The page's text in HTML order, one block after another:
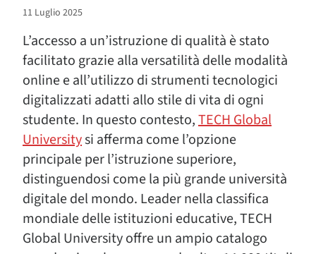
11 Luglio 2025
L’accesso a un’istruzione di qualità è stato
facilitato grazie alla versatilità delle modalità
online e all’utilizzo di strumenti tecnologici
digitalizzati adatti allo stile di vita di ogni
studente. In questo contesto,TECH Global
Universitysi afferma come l’opzione
principale per l’istruzione superiore,
distinguendosi come la più grande università
digitale del mondo. Leader nella classifica
mondiale delle istituzioni educative, TECH
Global University offre un ampio catalogo